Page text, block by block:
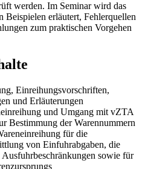
werden. Im Seminar wird das
Beispielen erläutert, Fehlerquellen
zum praktischen Vorgehen
Einreihungsvorschriften,
und Erläuterungen
und Umgang mit vZTA
Bestimmung der Warennummern
für die
von Einfuhrabgaben, die
sowie für